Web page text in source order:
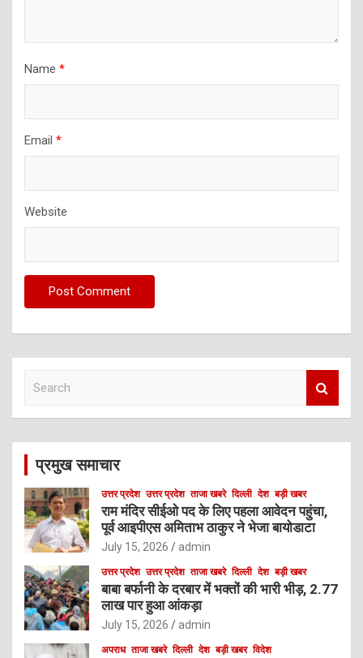
Name *
Email *
Website
c
प्रमुख समाचार
उत्तर प्रदेश उत्तर प्रदेश ताजा खबरे दिल्ली देश बड़ी खबर
राम मंदिर सीईओ पद के लिए पहला आवेदन पहुंचा,
पूर्व आइपीएस अमिताभ ठाकुर ने भेजा बायोडाटा
July 15, 2026 admin
उत्तर प्रदेश उत्तर प्रदेश ताजा खबरे दिल्ली देश बड़ी खबर
बाबा बर्फानी के दरबार में भक्तों की भारी भीड़, 2.77
लाख पार हुआ आंकड़ा
July 15, 2026 admin
अपराध ताजा खबरे दिल्ली देश बड़ी खबर विदेश